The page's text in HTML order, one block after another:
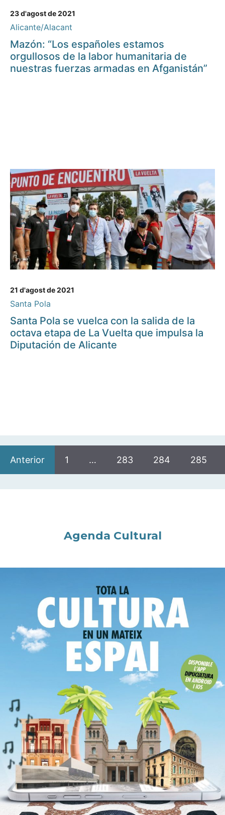
23 d'agost de 2021
Alicante/Alacant
Mazón: “Los españoles estamos
orgullosos de la labor humanitaria de
nuestras fuerzas armadas en Afganistán”
21 d'agost de 2021
Santa Pola
Santa Pola se vuelca con la salida de la
octava etapa de La Vuelta que impulsa la
Diputación de Alicante
Anterior 1 … 283 284 285
Agenda Cultural